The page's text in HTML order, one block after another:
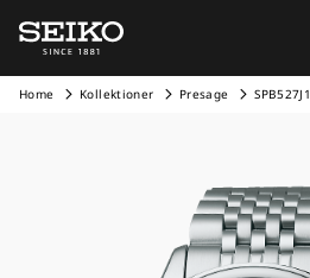
Home Kollektioner Presage SPB527J1